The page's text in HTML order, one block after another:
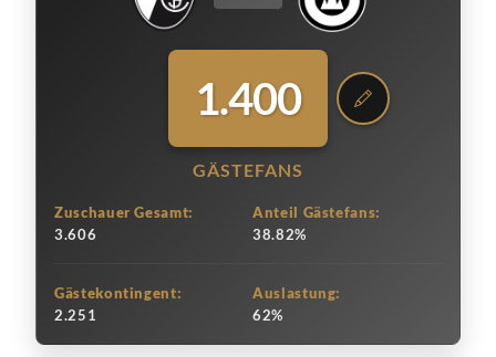
1.400
GÄSTEFANS
Zuschauer Gesamt:
3.606
Anteil Gästefans:
38.82%
Gästekontingent:
2.251
Auslastung:
62%